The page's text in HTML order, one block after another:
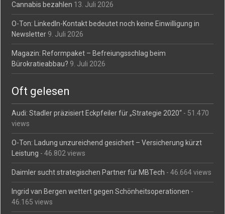
Cannabis bezahlen 13. Juli 2026
O-Ton: LinkedIn-Kontakt bedeutet noch keine Einwilligung in
Newsletter 9. Juli 2026
Magazin: Reformpaket – Befreiungsschlag beim
Bürokratieabbau? 9. Juli 2026
Oft gelesen
Audi: Stadler präzisiert Eckpfeiler für „Strategie 2020“ - 51.470
views
O-Ton: Ladung unzureichend gesichert – Versicherung kürzt
Leistung - 46.802 views
Daimler sucht strategischen Partner für MBTech - 46.664 views
Ingrid van Bergen wettert gegen Schönheitsoperationen -
46.165 views